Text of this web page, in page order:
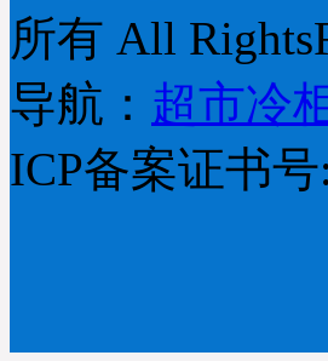
所有 All
导航： 超市冷
ICP备案证书号: